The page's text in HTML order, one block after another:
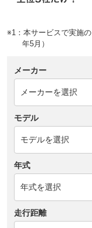
※1：本サービスで実施
年5月）
メーカー
モデル
年式
走行距離